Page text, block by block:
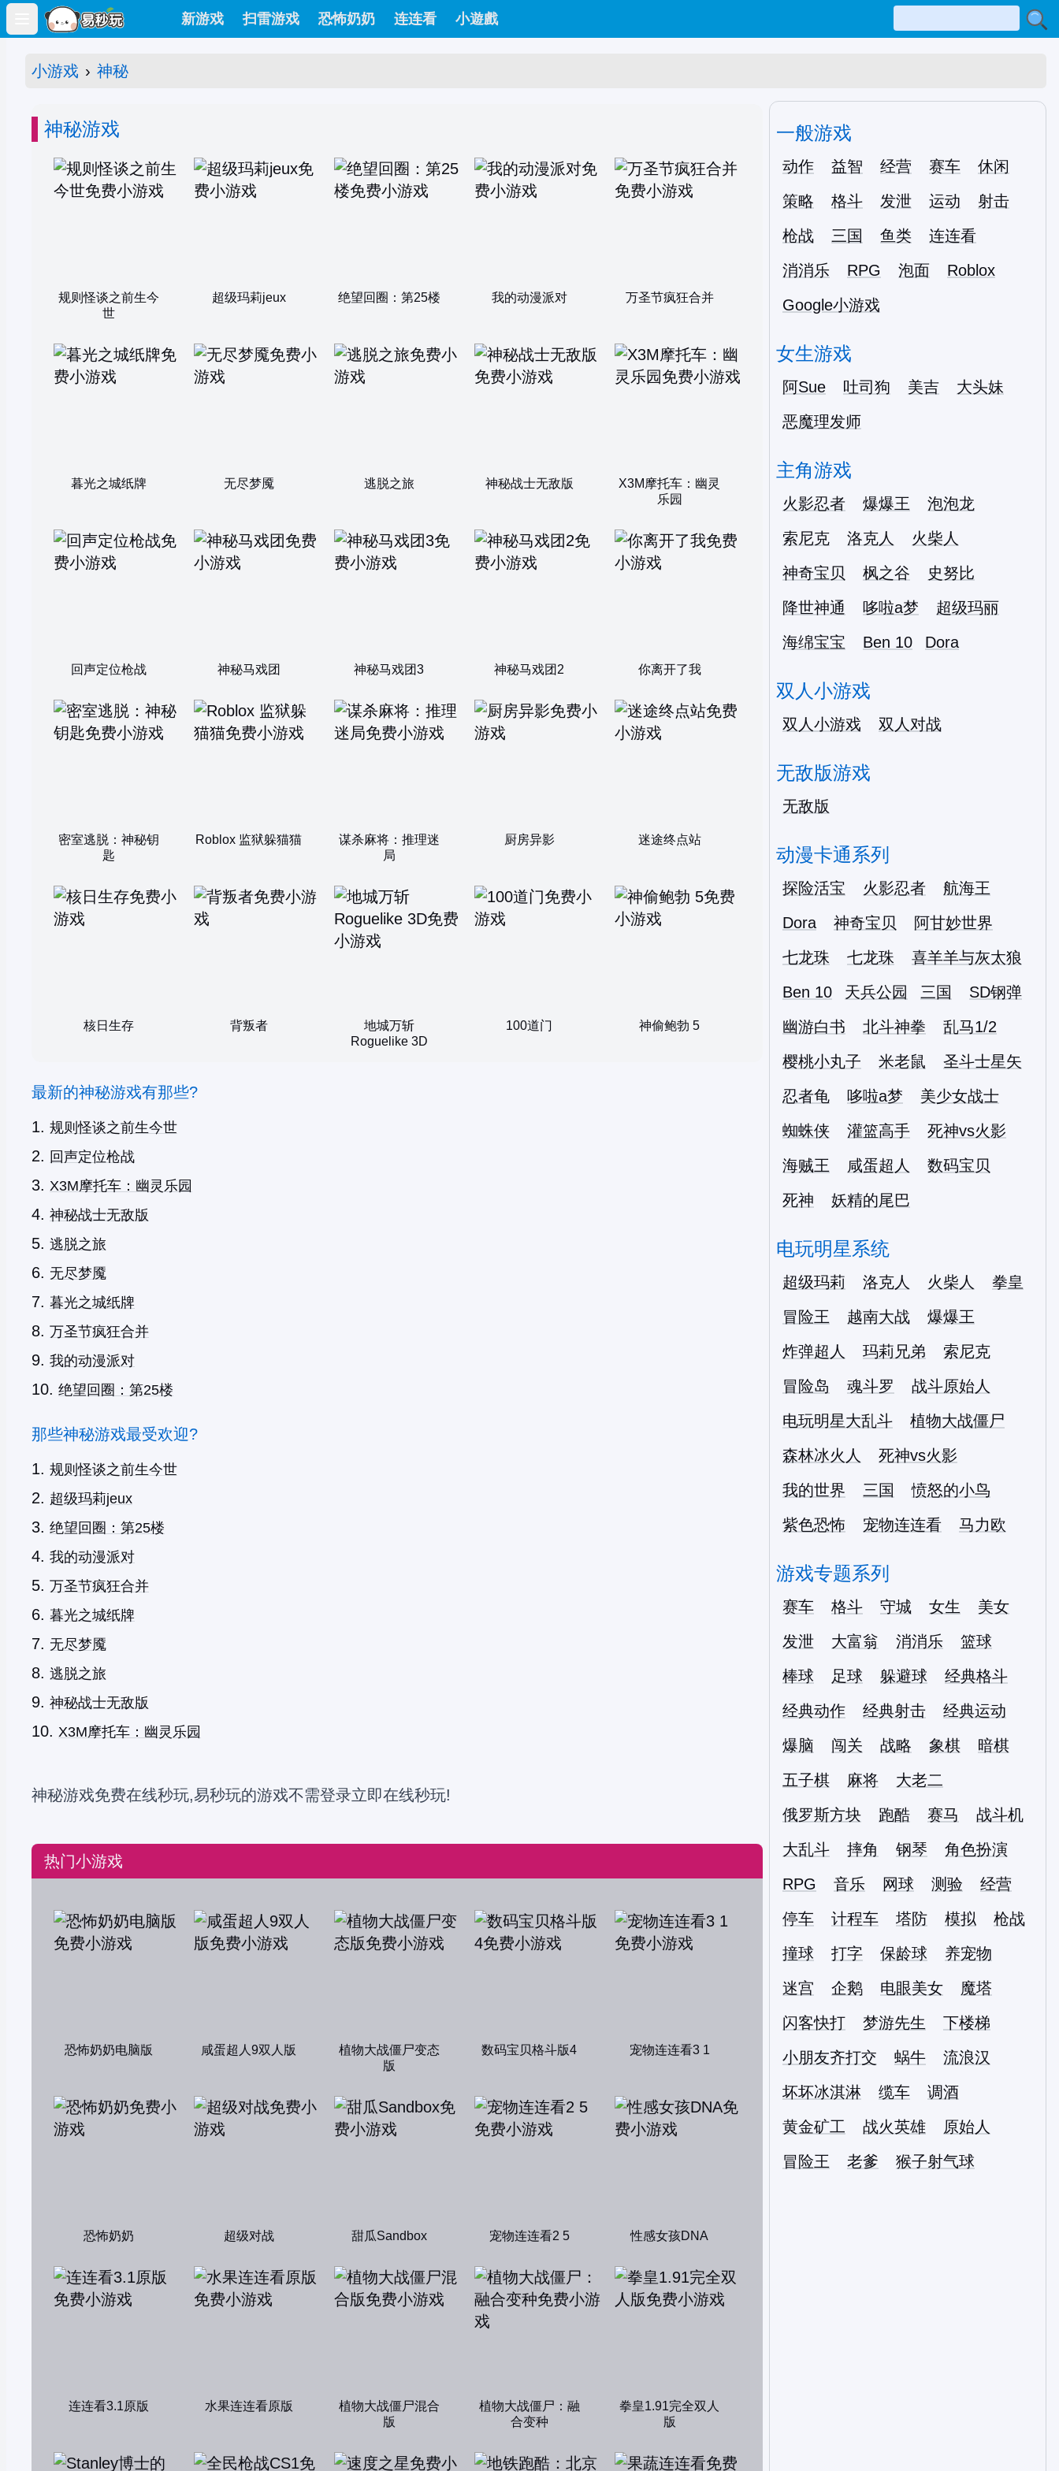
Open main menu
新游戏 扫雷游戏 恐怖奶奶 连连看 小遊戲
小游戏 › 神秘
神秘游戏
规则怪谈之前生今
世
超级玛莉jeux 绝望回圈：第25楼 我的动漫派对 万圣节疯狂合并
暮光之城纸牌 无尽梦魇 逃脱之旅 神秘战士无敌版
X3M摩托车：幽灵
乐园
回声定位枪战 神秘马戏团 神秘马戏团3 神秘马戏团2 你离开了我
密室逃脱：神秘钥
匙
Roblox 监狱躲猫猫
谋杀麻将：推理迷
局
厨房异影 迷途终点站
核日生存 背叛者
地城万斩
Roguelike 3D
100道门 神偷鲍勃 5
最新的神秘游戏有那些?
规则怪谈之前生今世
回声定位枪战
X3M摩托车：幽灵乐园
神秘战士无敌版
逃脱之旅
无尽梦魇
暮光之城纸牌
万圣节疯狂合并
我的动漫派对
绝望回圈：第25楼
那些神秘游戏最受欢迎?
规则怪谈之前生今世
超级玛莉jeux
绝望回圈：第25楼
我的动漫派对
万圣节疯狂合并
暮光之城纸牌
无尽梦魇
逃脱之旅
神秘战士无敌版
X3M摩托车：幽灵乐园
神秘游戏免费在线秒玩,易秒玩的游戏不需登录立即在线秒玩!
热门小游戏
恐怖奶奶电脑版 咸蛋超人9双人版
植物大战僵尸变态
版
数码宝贝格斗版4 宠物连连看3 1
恐怖奶奶 超级对战 甜瓜Sandbox 宠物连连看2 5 性感女孩DNA
连连看3.1原版 水果连连看原版
植物大战僵尸混合
版
植物大战僵尸：融
合变种
拳皇1.91完全双人
版
一般游戏
动作 益智 经营 赛车
休闲
策略
格斗 发泄 运动
射击
枪战
三国 鱼类
连连看
消消乐
RPG 泡面
Roblox
Google小游戏
女生游戏
阿Sue 吐司狗 美吉
大头妹
恶魔理发师
主角游戏
火影忍者 爆爆王
泡泡龙
索尼克
洛克人
火柴人
神奇宝贝
枫之谷
史努比
降世神通
哆啦a梦
超级玛丽
海绵宝宝
Ben 10 Dora
双人小游戏
双人小游戏 双人对战
无敌版游戏
无敌版
动漫卡通系列
探险活宝 火影忍者
航海王
Dora
神奇宝贝
阿甘妙世界
七龙珠
七龙珠
喜羊羊与灰太狼
Ben 10
天兵公园 三国
SD钢弹
幽游白书
北斗神拳
乱马1/2
樱桃小丸子
米老鼠
圣斗士星矢
忍者龟
哆啦a梦
美少女战士
蜘蛛侠
灌篮高手
死神vs火影
海贼王
咸蛋超人
数码宝贝
死神
妖精的尾巴
电玩明星系统
超级玛莉 洛克人 火柴人
拳皇
冒险王
越南大战
爆爆王
炸弹超人
玛莉兄弟
索尼克
冒险岛
魂斗罗
战斗原始人
电玩明星大乱斗
植物大战僵尸
森林冰火人
死神vs火影
我的世界
三国
愤怒的小鸟
紫色恐怖
宠物连连看 马力欧
游戏专题系列
赛车 格斗 守城 女生
美女
发泄
大富翁 消消乐
篮球
棒球
足球 躲避球
经典格斗
经典动作
经典射击
经典运动
爆脑
闯关 战略 象棋
暗棋
五子棋
麻将
大老二
俄罗斯方块
跑酷 赛马
战斗机
大乱斗
摔角 钢琴
角色扮演
RPG
音乐 网球 测验
经营
停车
计程车 塔防 模拟
枪战
撞球
打字 保龄球
养宠物
迷宫
企鹅 电眼美女
魔塔
闪客快打
梦游先生
下楼梯
小朋友齐打交
蜗牛
流浪汉
坏坏冰淇淋
缆车
调酒
黄金矿工
战火英雄
原始人
冒险王
老爹 猴子射气球